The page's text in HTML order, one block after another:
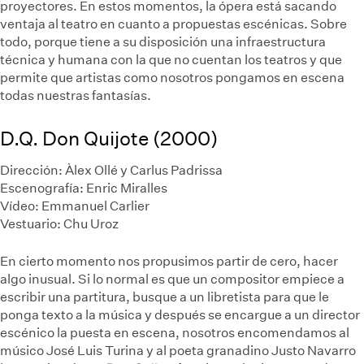
proyectores. En estos momentos, la ópera está sacando
ventaja al teatro en cuanto a propuestas escénicas. Sobre
todo, porque tiene a su disposición una infraestructura
técnica y humana con la que no cuentan los teatros y que
permite que artistas como nosotros pongamos en escena
todas nuestras fantasías.
D.Q. Don Quijote (2000)
Dirección: Àlex Ollé y Carlus Padrissa
Escenografía: Enric Miralles
Vídeo: Emmanuel Carlier
Vestuario: Chu Uroz
En cierto momento nos propusimos partir de cero, hacer
algo inusual. Si lo normal es que un compositor empiece a
escribir una partitura, busque a un libretista para que le
ponga texto a la música y después se encargue a un director
escénico la puesta en escena, nosotros encomendamos al
músico José Luis Turina y al poeta granadino Justo Navarro